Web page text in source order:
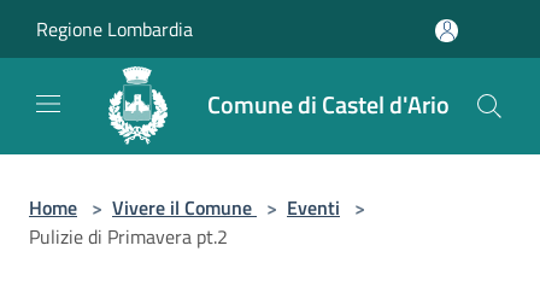
Regione Lombardia
Comune di Castel d'Ario
Home > Vivere il Comune > Eventi >
Pulizie di Primavera pt.2